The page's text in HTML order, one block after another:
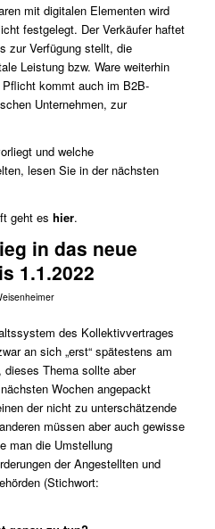
mit digitalen Elementen wird
festgelegt. Der Verkäufer haftet
zur Verfügung stellt, die
Leistung bzw. Ware weiterhin
kommt auch im B2B-
Unternehmen, zur
und welche
lesen Sie in der nächsten
geht es hier.
in das neue
1.1.2022
des Kollektivvertrages
an sich „erst“ spätestens am
dieses Thema sollte aber
Wochen angepackt
der nicht zu unterschätzende
müssen aber auch gewisse
man die Umstellung
der Angestellten und
(Stichwort: